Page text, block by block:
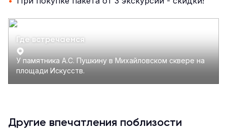
Где встречаемся
У памятника А.С. Пушкину в Михайловском сквере на
площади Искусств.
Другие впечатления поблизости